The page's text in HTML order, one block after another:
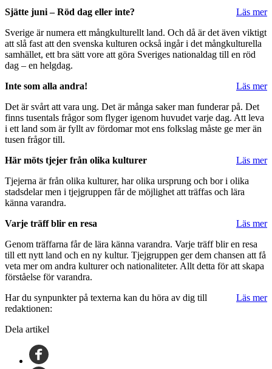
Läs mer
Sjätte juni – Röd dag eller inte?
Sverige är numera ett mångkulturellt land. Och då är det även viktigt
att slå fast att den svenska kulturen också ingår i det mångkulturella
samhället, ett bra sätt vore att göra Sveriges nationaldag till en röd
dag – en helgdag.
Läs mer
Inte som alla andra!
Det är svårt att vara ung. Det är många saker man funderar på. Det
finns tusentals frågor som flyger igenom huvudet varje dag. Att leva
i ett land som är fyllt av fördomar mot ens folkslag måste ge mer än
tusen frågor till.
Läs mer
Här möts tjejer från olika kulturer
Tjejerna är från olika kulturer, har olika ursprung och bor i olika
stadsdelar men i tjejgruppen får de möjlighet att träffas och lära
känna varandra.
Läs mer
Varje träff blir en resa
Genom träffarna får de lära känna varandra. Varje träff blir en resa
till ett nytt land och en ny kultur. Tjejgruppen ger dem chansen att få
veta mer om andra kulturer och nationaliteter. Allt detta för att skapa
förståelse för varandra.
Läs mer
Har du synpunkter på texterna kan du höra av dig till
redaktionen:
Dela artikel